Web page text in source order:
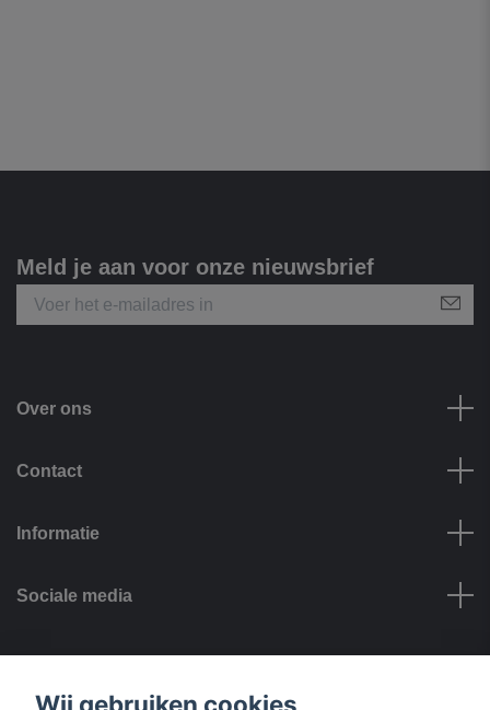
Meld je aan voor onze nieuwsbrief
Over ons
Contact
Informatie
Sociale media
Betalingsmogelijkheden